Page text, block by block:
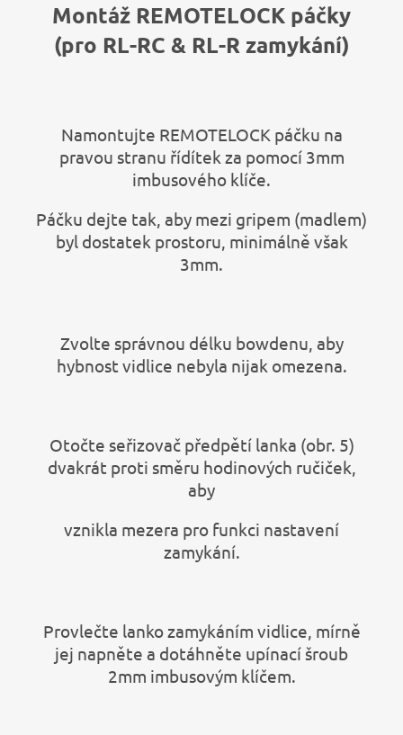
Montáž REMOTELOCK páčky
(pro RL-RC & RL-R zamykání)
Namontujte REMOTELOCK páčku na
pravou stranu řídítek za pomocí 3mm
imbusového klíče.
Páčku dejte tak, aby mezi gripem (madlem)
byl dostatek prostoru, minimálně však
3mm.
Zvolte správnou délku bowdenu, aby
hybnost vidlice nebyla nijak omezena.
Otočte seřizovač předpětí lanka (obr. 5)
dvakrát proti směru hodinových ručiček,
aby
vznikla mezera pro funkci nastavení
zamykání.
Provlečte lanko zamykáním vidlice, mírně
jej napněte a dotáhněte upínací šroub
2mm imbusovým klíčem.